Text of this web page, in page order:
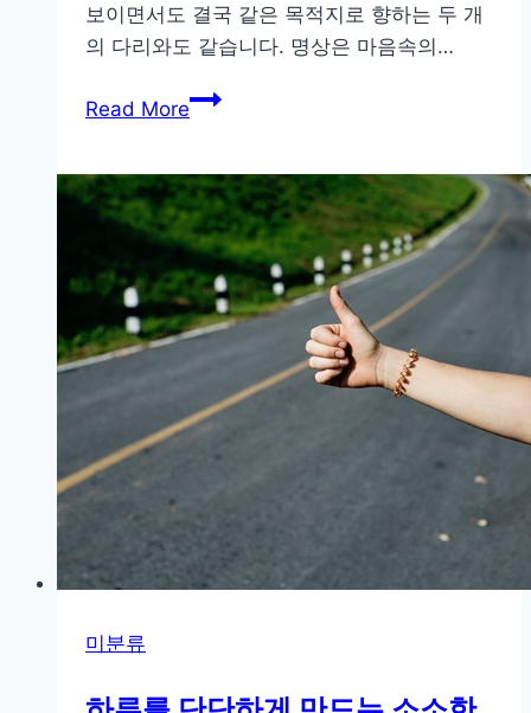
보이면서도 결국 같은 목적지로 향하는 두 개
의 다리와도 같습니다. 명상은 마음속의…
Read More명
기
도
의
차
이,
고
드
미분류